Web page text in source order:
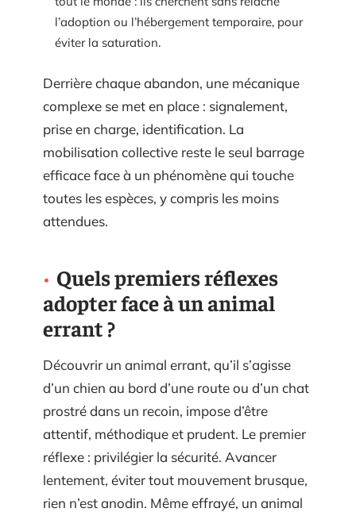
l’adoption ou l’hébergement temporaire, pour
éviter la saturation.
Derrière chaque abandon, une mécanique
complexe se met en place : signalement,
prise en charge, identification. La
mobilisation collective reste le seul barrage
efficace face à un phénomène qui touche
toutes les espèces, y compris les moins
attendues.
Quels premiers réflexes
adopter face à un animal
errant ?
Découvrir un animal errant, qu’il s’agisse
d’un chien au bord d’une route ou d’un chat
prostré dans un recoin, impose d’être
attentif, méthodique et prudent. Le premier
réflexe : privilégier la sécurité. Avancer
lentement, éviter tout mouvement brusque,
rien n’est anodin. Même effrayé, un animal